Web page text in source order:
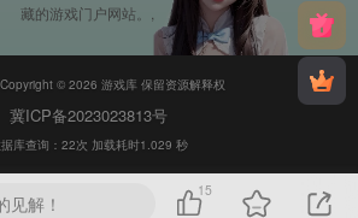
藏的游戏门户网站。
© 2026 游戏库 保留资源解释权
冀ICP备2023023813号
库查询：22次 加载耗时1.029 秒
见解！
15